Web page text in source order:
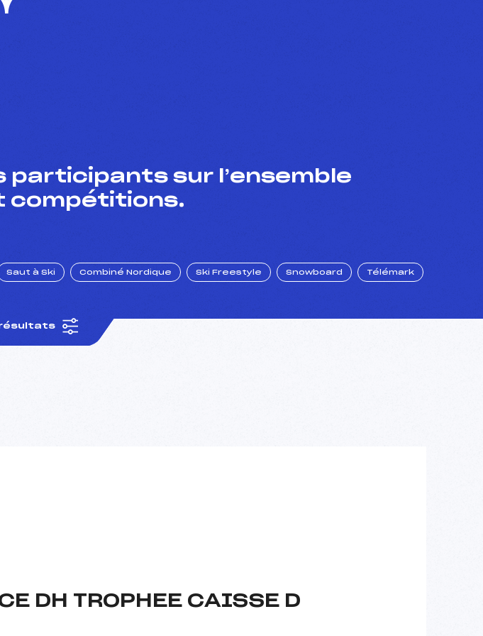
participants sur l’ensemble
compétitions.
Saut à Ski Combiné Nordique Ski Freestyle Snowboard Télémark
DH TROPHEE CAISSE D